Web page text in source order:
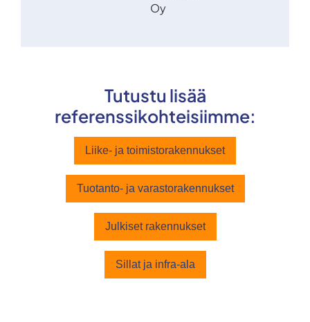
Oy
Tutustu lisää
referenssikohteisiimme:
Liike- ja toimistorakennukset
Tuotanto- ja varastorakennukset
Julkiset rakennukset
Sillat ja infra-ala